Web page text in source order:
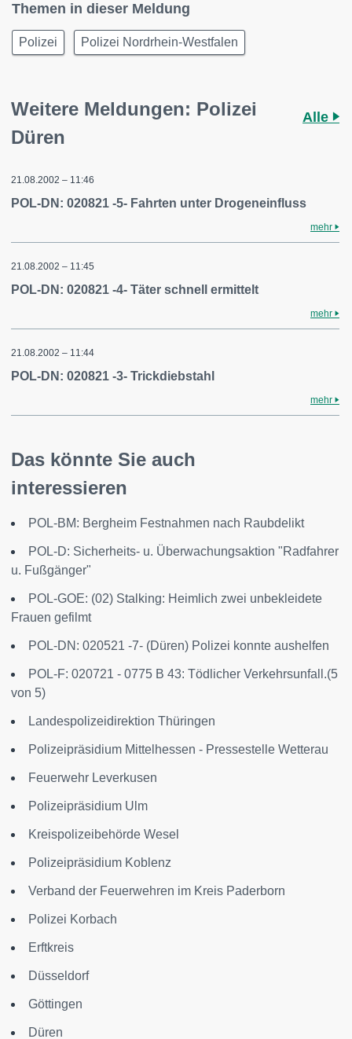
Themen in dieser Meldung
Polizei Polizei Nordrhein-Westfalen
Weitere Meldungen: Polizei
Düren
Alle
21.08.2002 – 11:46
POL-DN: 020821 -5- Fahrten unter Drogeneinfluss
mehr
21.08.2002 – 11:45
POL-DN: 020821 -4- Täter schnell ermittelt
mehr
21.08.2002 – 11:44
POL-DN: 020821 -3- Trickdiebstahl
mehr
Das könnte Sie auch
interessieren
POL-BM: Bergheim Festnahmen nach Raubdelikt
POL-D: Sicherheits- u. Überwachungsaktion "Radfahrer
u. Fußgänger"
POL-GOE: (02) Stalking: Heimlich zwei unbekleidete
Frauen gefilmt
POL-DN: 020521 -7- (Düren) Polizei konnte aushelfen
POL-F: 020721 - 0775 B 43: Tödlicher Verkehrsunfall.(5
von 5)
Landespolizeidirektion Thüringen
Polizeipräsidium Mittelhessen - Pressestelle Wetterau
Feuerwehr Leverkusen
Polizeipräsidium Ulm
Kreispolizeibehörde Wesel
Polizeipräsidium Koblenz
Verband der Feuerwehren im Kreis Paderborn
Polizei Korbach
Erftkreis
Düsseldorf
Göttingen
Düren